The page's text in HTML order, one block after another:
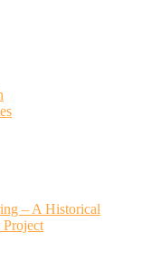
– A Historical